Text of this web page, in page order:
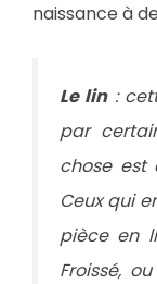
naissance à
Le lin:
par
chose est
Ceux qui
pièce en
Froissé,